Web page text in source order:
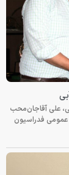
علی آقاجان‌محب
فدراسیون